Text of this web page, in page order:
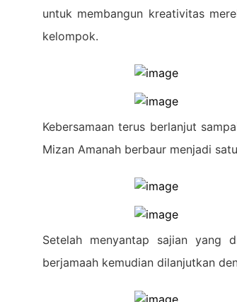
untuk membangun kreativitas
kelompok.
Kebersamaan terus berlanjut
Mizan Amanah berbaur menjadi
Setelah menyantap sajian yang
berjamaah kemudian dilanjutkan